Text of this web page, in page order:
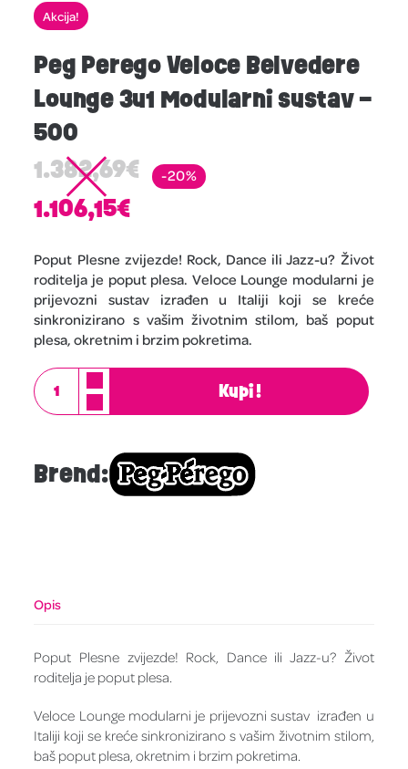
Akcija!
Peg Perego Veloce Belvedere
Lounge 3u1 Modularni sustav –
500
1.382,69€
1.106,15€
-20%
Poput Plesne zvijezde! Rock, Dance ili Jazz-u? Život
roditelja je poput plesa. Veloce Lounge modularni je
prijevozni sustav izrađen u Italiji koji se kreće
sinkronizirano s vašim životnim stilom, baš poput
plesa, okretnim i brzim pokretima.
Kupi!
Brend:
Opis
Poput Plesne zvijezde! Rock, Dance ili Jazz-u? Život
roditelja je poput plesa.
Veloce Lounge modularni je prijevozni sustav izrađen u
Italiji koji se kreće sinkronizirano s vašim životnim stilom,
baš poput plesa, okretnim i brzim pokretima.